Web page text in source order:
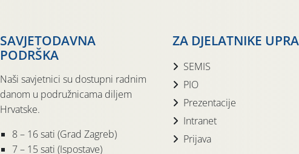
SAVJETODAVNA
PODRŠKA
Naši savjetnici su dostupni radnim
danom u podružnicama diljem
Hrvatske.
8 – 16 sati (Grad Zagreb)
7 – 15 sati (Ispostave)
ZA DJELATNIKE
SEMIS
PIO
Prezentacije
Intranet
Prijava